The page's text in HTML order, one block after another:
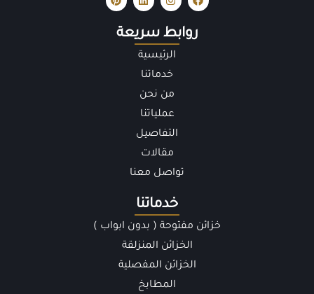
روابط سريعة
الرئيسية
خدماتنا
من نحن
عملياتنا
التفاصيل
مقالات
تواصل معنا
خدماتنا
خزائن مفتوحة ( بدون ابواب )
الخزائن المنزلقة
الخزائن المفصلية
المطابخ